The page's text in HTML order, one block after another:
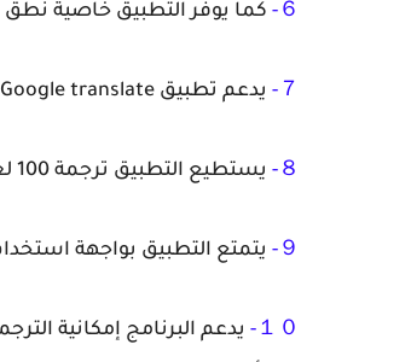
６- كما يوفر التطبيق خاصية
７- يدعم تطبيق Google translate الترجمة الفورية بين 32 لغة مختلفة.
８- يستطيع التطبيق ترجمة 100 لغة مختلفة عند الاتصال بالإنترنت.
９- يتمتع التطبيق بواجهة
１０-
يدعم البرنامج إمكانية